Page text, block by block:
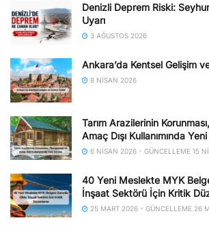
Denizli Deprem Riski:
Uyarı
3 AĞUSTOS 2026
Ankara’da Kentsel Gelişim
8 NISAN 2026
Tarım Arazilerinin
Amaç Dışı Kullanımında
6 NISAN 2026 - GÜNCELLEME 15
40 Yeni Meslekte MYK
İnşaat Sektörü İçin Kritik
25 MART 2026 - GÜNCELLEME 26